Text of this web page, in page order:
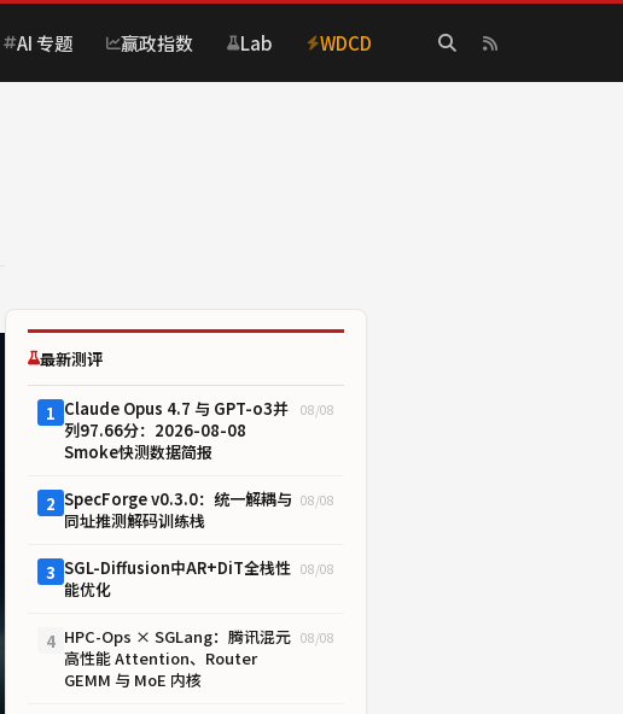
AI 专题 赢政指数 Lab WDCD
最新测评
1 Claude Opus 4.7 与 GPT-o3并
列97.66分：2026-08-08
Smoke快测数据简报
08/08
2 SpecForge v0.3.0：统一解耦与
同址推测解码训练栈
08/08
3 SGL-Diffusion中AR+DiT全栈性
能优化
08/08
4 HPC-Ops × SGLang：腾讯混元
高性能 Attention、Router
GEMM 与 MoE 内核
08/08